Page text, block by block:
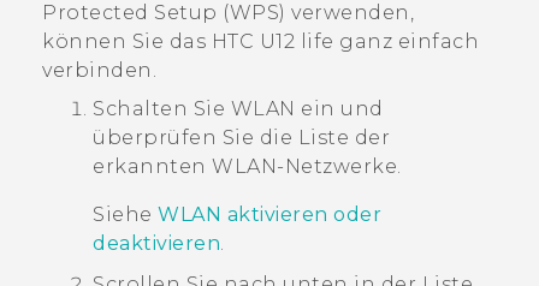
Protected Setup (WPS) verwenden,
können Sie das HTC U12 life ganz einfach
verbinden.
Schalten Sie WLAN ein und
überprüfen Sie die Liste der
erkannten WLAN-Netzwerke.
Siehe WLAN aktivieren oder
deaktivieren.